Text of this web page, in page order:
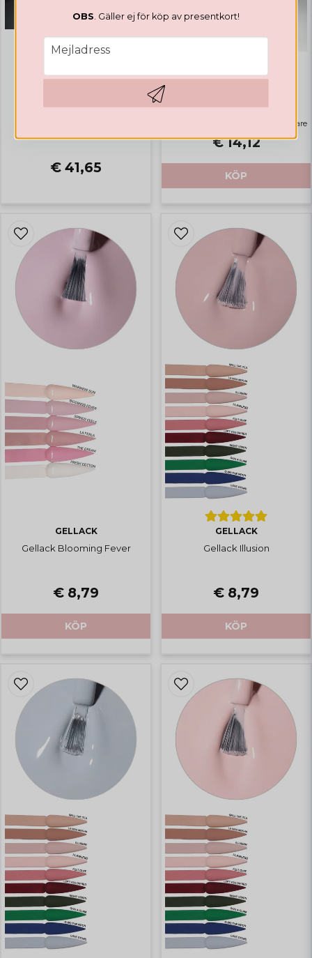
GELLACK
€ 41,65
GELLACK
Bästsäljare
€ 14,12
KÖP
GELLACK
Gellack Blooming Fever
€ 8,79
KÖP
GELLACK
Gellack Illusion
€ 8,79
KÖP
OBS . Gäller ej för köp av presentkort!
email
Mejladress